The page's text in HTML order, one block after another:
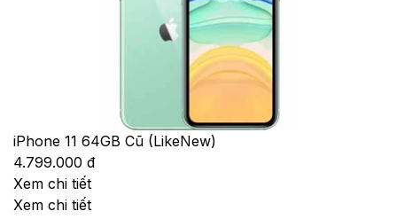
iPhone 11 64GB Cũ (LikeNew)
4.799.000 đ
Xem chi tiết
Xem chi tiết